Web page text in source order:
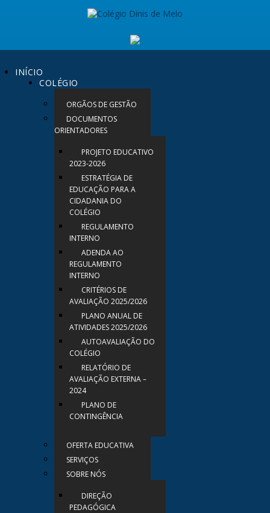
INÍCIO
COLÉGIO
ORGÃOS DE GESTÃO
DOCUMENTOS
ORIENTADORES
PROJETO EDUCATIVO
2023-2026
ESTRATÉGIA DE
EDUCAÇÃO PARA A
CIDADANIA DO
COLÉGIO
REGULAMENTO
INTERNO
ADENDA AO
REGULAMENTO
INTERNO
CRITÉRIOS DE
AVALIAÇÃO 2025/2026
PLANO ANUAL DE
ATIVIDADES 2025/2026
AUTOAVALIAÇÃO DO
COLÉGIO
RELATÓRIO DE
AVALIAÇÃO EXTERNA –
2024
PLANO DE
CONTINGÊNCIA
OFERTA EDUCATIVA
SERVIÇOS
SOBRE NÓS
DIREÇÃO
PEDAGÓGICA